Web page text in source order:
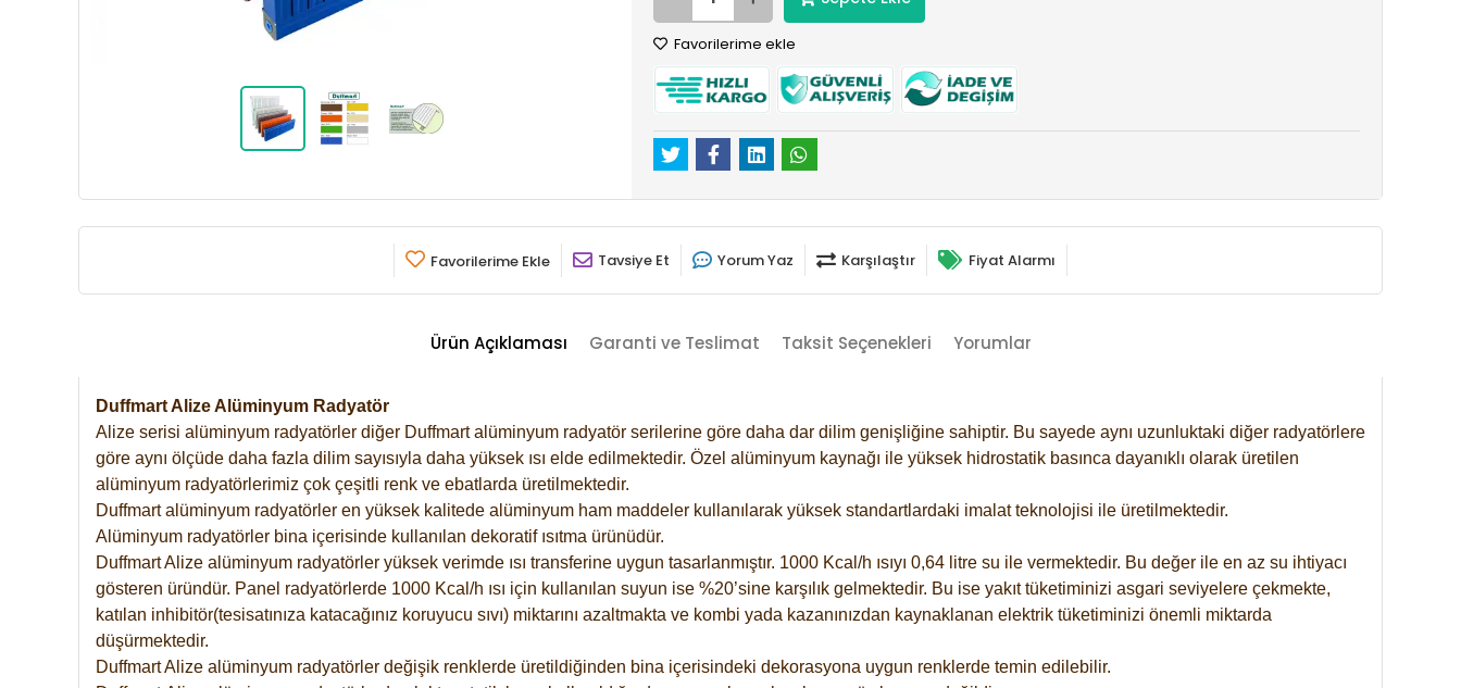
Favorilerime ekle
Favorilerime Ekle Tavsiye Et Yorum Yaz Karşılaştır Fiyat Alarmı
Ürün Açıklaması Garanti ve Teslimat Taksit Seçenekleri Yorumlar
Duffmart Alize Alüminyum Radyatör
Alize serisi alüminyum radyatörler diğer Duffmart alüminyum radyatör serilerine göre daha dar dilim genişliğine sahiptir. Bu sayede aynı uzunluktaki diğer radyatörlere
göre aynı ölçüde daha fazla dilim sayısıyla daha yüksek ısı elde edilmektedir. Özel alüminyum kaynağı ile yüksek hidrostatik basınca dayanıklı olarak üretilen
alüminyum radyatörlerimiz çok çeşitli renk ve ebatlarda üretilmektedir.
Duffmart alüminyum radyatörler en yüksek kalitede alüminyum ham maddeler kullanılarak yüksek standartlardaki imalat teknolojisi ile üretilmektedir.
Alüminyum radyatörler bina içerisinde kullanılan dekoratif ısıtma ürünüdür.
Duffmart Alize alüminyum radyatörler yüksek verimde ısı transferine uygun tasarlanmıştır. 1000 Kcal/h ısıyı 0,64 litre su ile vermektedir. Bu değer ile en az su ihtiyacı
gösteren üründür. Panel radyatörlerde 1000 Kcal/h ısı için kullanılan suyun ise %20’sine karşılık gelmektedir. Bu ise yakıt tüketiminizi asgari seviyelere çekmekte,
katılan inhibitör(tesisatınıza katacağınız koruyucu sıvı) miktarını azaltmakta ve kombi yada kazanınızdan kaynaklanan elektrik tüketiminizi önemli miktarda
düşürmektedir.
Duffmart Alize alüminyum radyatörler değişik renklerde üretildiğinden bina içerisindeki dekorasyona uygun renklerde temin edilebilir.